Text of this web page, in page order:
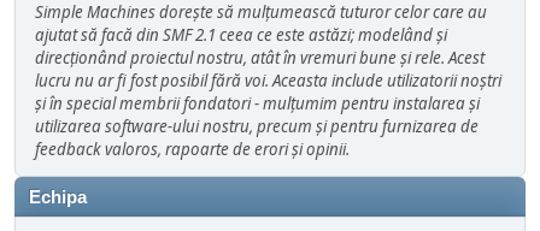
Simple Machines dorește să mulțumească tuturor celor care au
ajutat să facă din SMF 2.1 ceea ce este astăzi; modelând și
direcționând proiectul nostru, atât în vremuri bune şi rele. Acest
lucru nu ar fi fost posibil fără voi. Aceasta include utilizatorii noștri
și în special membrii fondatori - mulțumim pentru instalarea și
utilizarea software-ului nostru, precum și pentru furnizarea de
feedback valoros, rapoarte de erori și opinii.
Echipa